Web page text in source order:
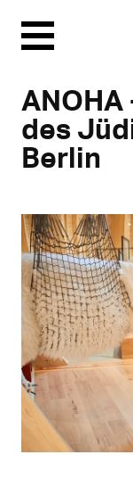
Menu
des
Berlin